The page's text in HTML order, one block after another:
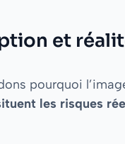
et
pourquoi
les risques